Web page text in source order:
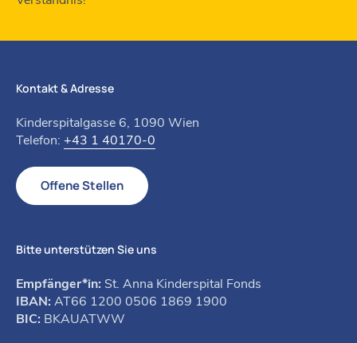
Kontakt & Adresse
Kinderspitalgasse 6, 1090 Wien
Telefon: +43 1 40170-0
Offene Stellen
Bitte unterstützen Sie uns
Empfänger*in: St. Anna Kinderspital Fonds
IBAN: AT66 1200 0506 1869 1900
BIC: BKAUATWW